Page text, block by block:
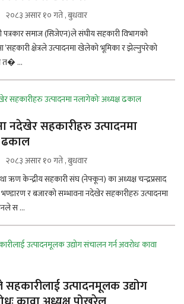
२०८३ असार १० गते , बुधवार
पत्रकार समाज (सिजेएन)ले संघीय सहकारी विभागको
‘सहकारी क्षेत्रले उत्पादनमा खेलेको भूमिका र झेल्नुपरेको
त� ...
नदेखेर सहकारीहरु उत्पादनमा
ढकाल
२०८३ असार १० गते , बुधवार
ऋण केन्द्रीय सहकारी संघ (नेफ्कून) का अध्यक्ष चन्द्रप्रसाद
र बजारको सम्भावना नदेखेर सहकारीहरु उत्पादनमा
स ...
उत्पादनमूलक उद्योग